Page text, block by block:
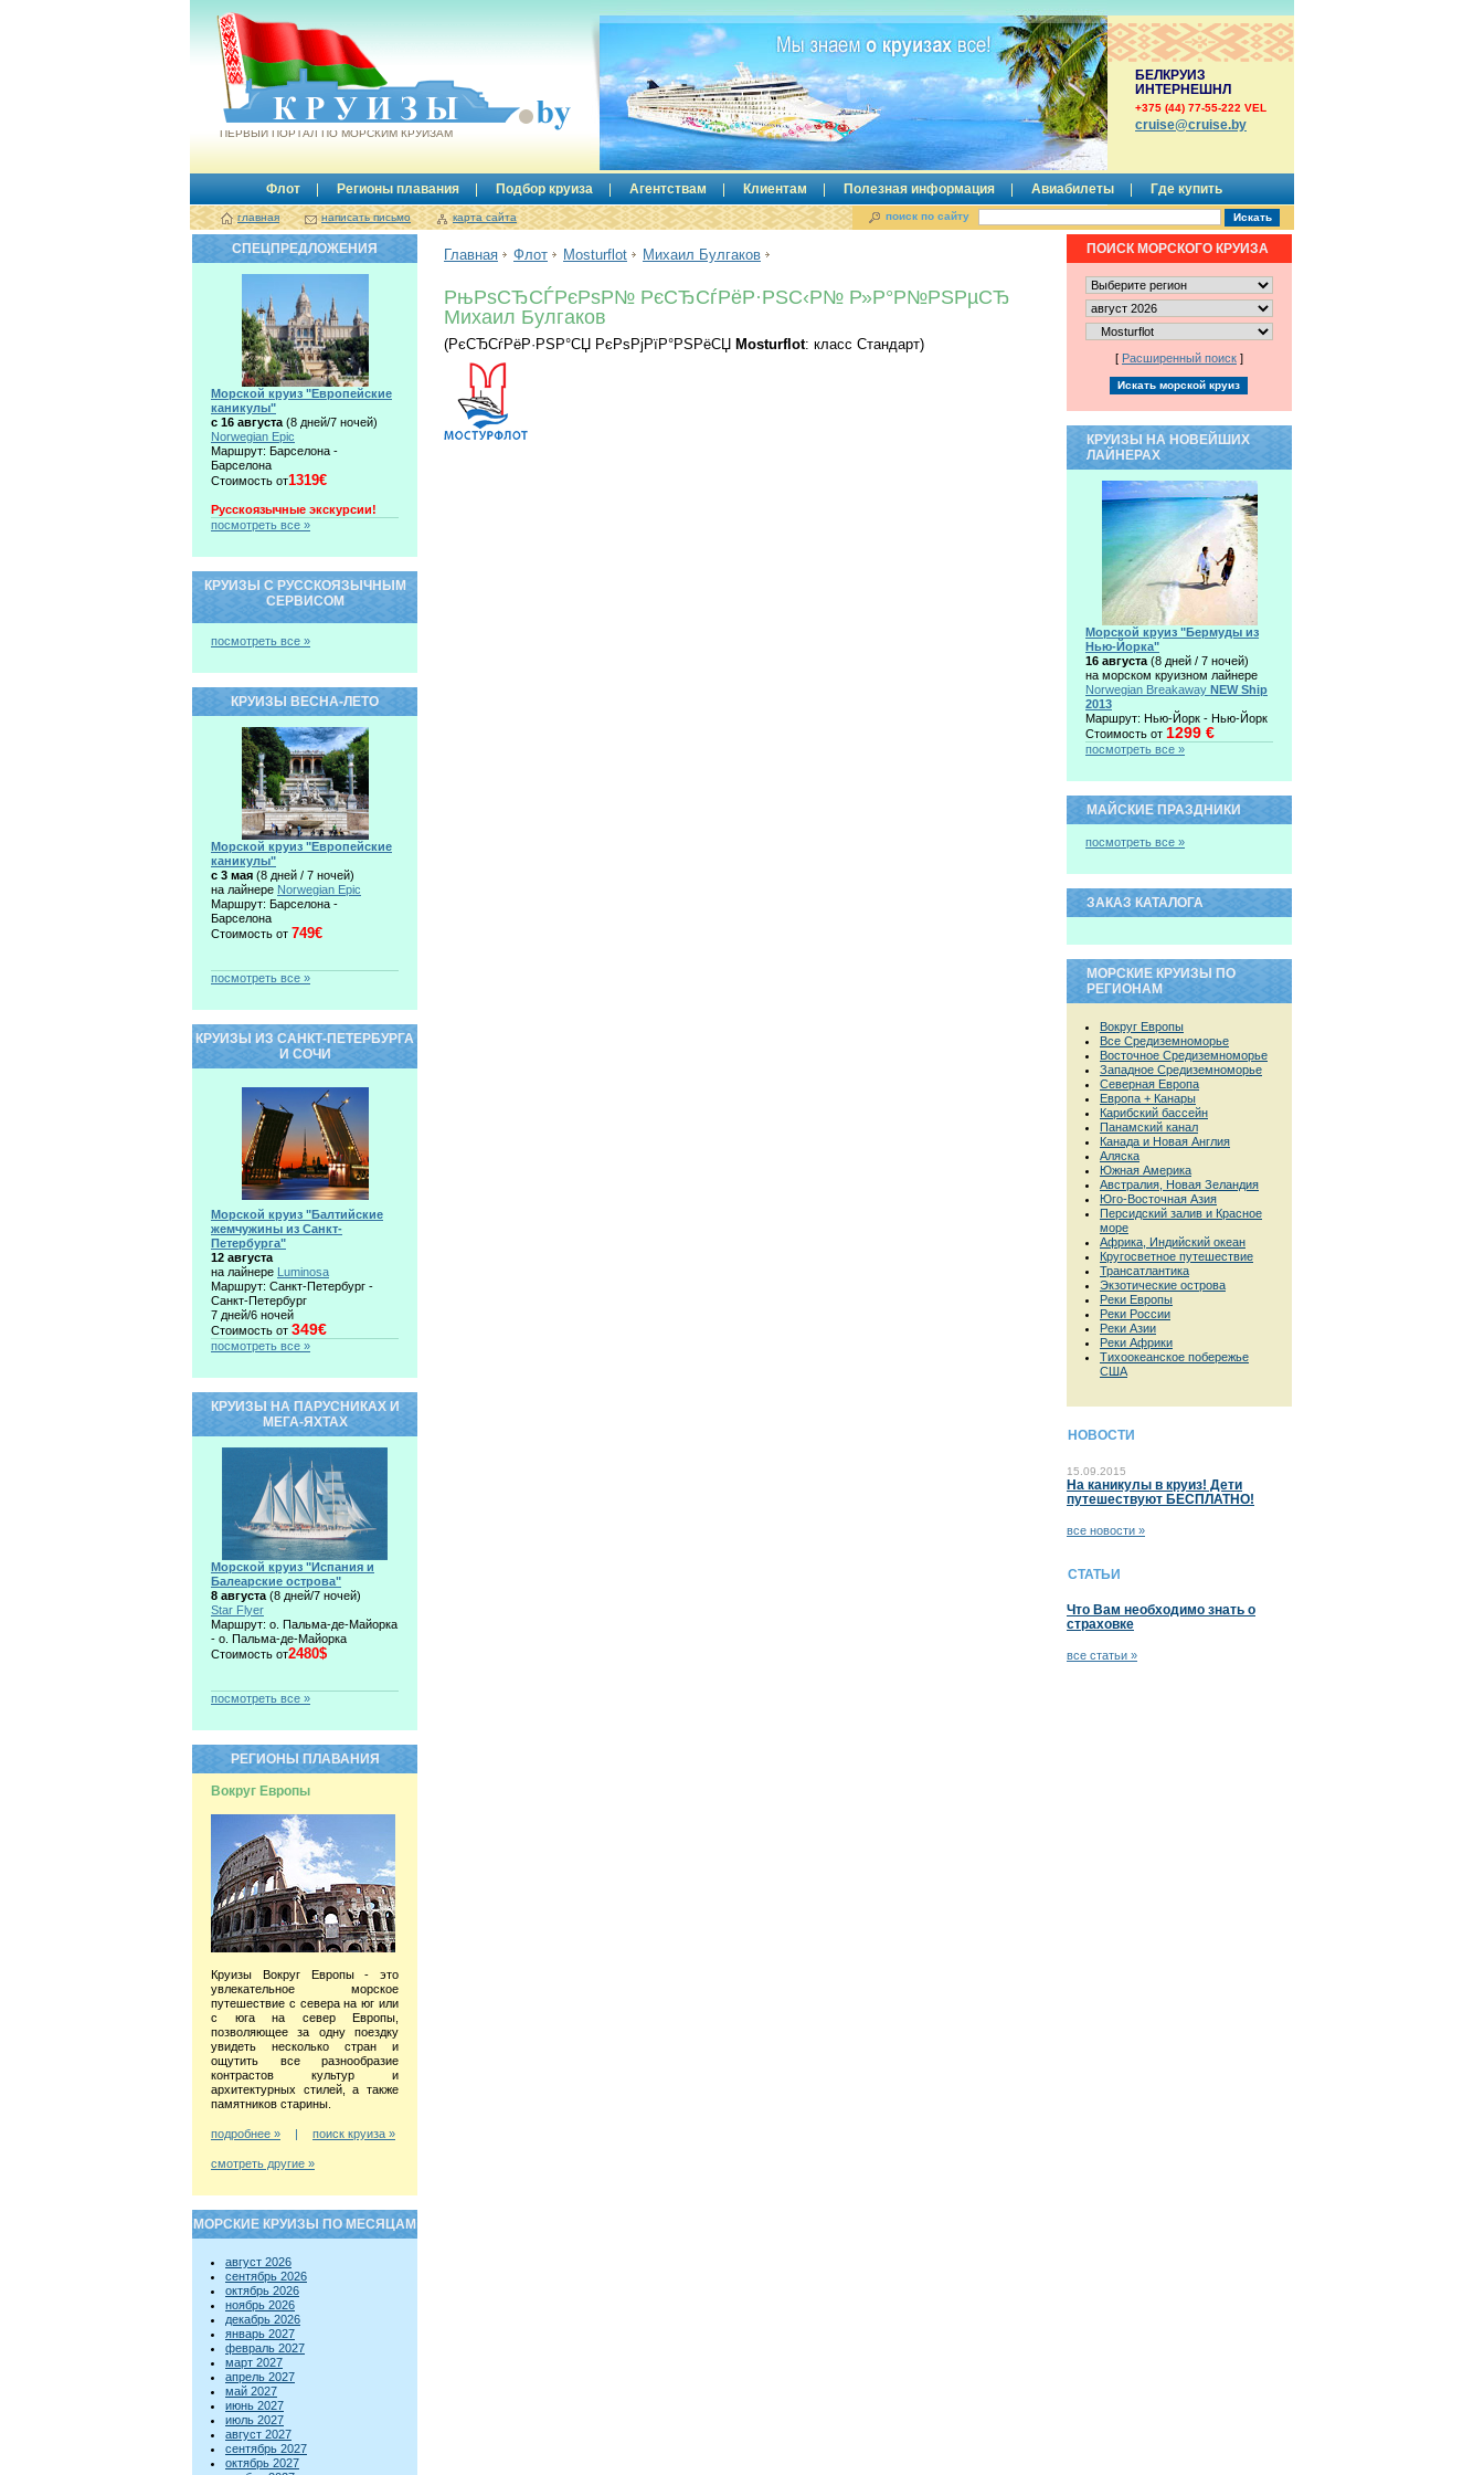
Круизы.by
ПЕРВЫЙ ПОРТАЛ ПО МОРСКИМ КРУИЗАМ
БЕЛКРУИЗ
ИНТЕРНЕШНЛ
+375 (44) 77-55-222 VEL
сruise@cruise.by
Флот Регионы плавания Подбор круиза Агентствам Клиентам Полезная информация Авиабилеты Где купить
главная написать письмо карта сайта поиск по сайту
Главная Флот Mosturflot Михаил Булгаков
РњРѕСЂСЃРєРѕР№ РєСЂСѓРёР·РЅС‹Р№ Р»Р°Р№РЅРµСЂ
Михаил Булгаков
(РєСЂСѓРёР·РЅР°СЏ РєРѕРјРїР°РЅРёСЏ Mosturflot: класс Стандарт)
СПЕЦПРЕДЛОЖЕНИЯ
Морской круиз "Европейские
каникулы"
с 16 августа (8 дней/7 ночей)
Norwegian Epic
Маршрут: Барселона -
Барселона
Стоимость от1319€
Русскоязычные экскурсии!
посмотреть все »
КРУИЗЫ С РУССКОЯЗЫЧНЫМ
СЕРВИСОМ
посмотреть все »
КРУИЗЫ ВЕСНА-ЛЕТО
Морской круиз "Европейские
каникулы"
c 3 мая (8 дней / 7 ночей)
на лайнере Norwegian Epic
Маршрут: Барселона -
Барселона
Стоимость от 749€
посмотреть все »
КРУИЗЫ ИЗ САНКТ-ПЕТЕРБУРГА
И СОЧИ
Морской круиз "Балтийские
жемчужины из Санкт-
Петербурга"
12 августа
на лайнере Luminosa
Маршрут: Санкт-Петербург -
Санкт-Петербург
7 дней/6 ночей
Стоимость от 349€
посмотреть все »
КРУИЗЫ НА ПАРУСНИКАХ И
МЕГА-ЯХТАХ
Морской круиз "Испания и
Балеарские острова"
8 августа (8 дней/7 ночей)
Star Flyer
Маршрут: о. Пальма-де-Майорка
- о. Пальма-де-Майорка
Стоимость от2480$
посмотреть все »
РЕГИОНЫ ПЛАВАНИЯ
Вокруг Европы
Круизы Вокруг Европы - это
увлекательное морское
путешествие с севера на юг или
с юга на север Европы,
позволяющее за одну поездку
увидеть несколько стран и
ощутить все разнообразие
контрастов культур и
архитектурных стилей, а также
памятников старины.
подробнее » | поиск круиза »
смотреть другие »
МОРСКИЕ КРУИЗЫ ПО МЕСЯЦАМ
август 2026
сентябрь 2026
октябрь 2026
ноябрь 2026
декабрь 2026
январь 2027
февраль 2027
март 2027
апрель 2027
май 2027
июнь 2027
июль 2027
август 2027
сентябрь 2027
октябрь 2027
ПОИСК МОРСКОГО КРУИЗА
[ Расширенный поиск ]
КРУИЗЫ НА НОВЕЙШИХ
ЛАЙНЕРАХ
Морской круиз "Бермуды из
Нью-Йорка"
16 августа (8 дней / 7 ночей)
на морском круизном лайнере
Norwegian Breakaway NEW Ship
2013
Маршрут: Нью-Йорк - Нью-Йорк
Стоимость от 1299 €
посмотреть все »
МАЙСКИЕ ПРАЗДНИКИ
посмотреть все »
ЗАКАЗ КАТАЛОГА
МОРСКИЕ КРУИЗЫ ПО
РЕГИОНАМ
Вокруг Европы
Все Средиземноморье
Восточное Средиземноморье
Западное Средиземноморье
Северная Европа
Европа + Канары
Карибский бассейн
Панамский канал
Канада и Новая Англия
Аляска
Южная Америка
Австралия, Новая Зеландия
Юго-Восточная Азия
Персидский залив и Красное
море
Африка, Индийский океан
Кругосветное путешествие
Трансатлантика
Экзотические острова
Реки Европы
Реки России
Реки Азии
Реки Африки
Тихоокеанское побережье
США
НОВОСТИ
15.09.2015
На каникулы в круиз! Дети
путешествуют БЕСПЛАТНО!
все новости »
СТАТЬИ
Что Вам необходимо знать о
страховке
все статьи »